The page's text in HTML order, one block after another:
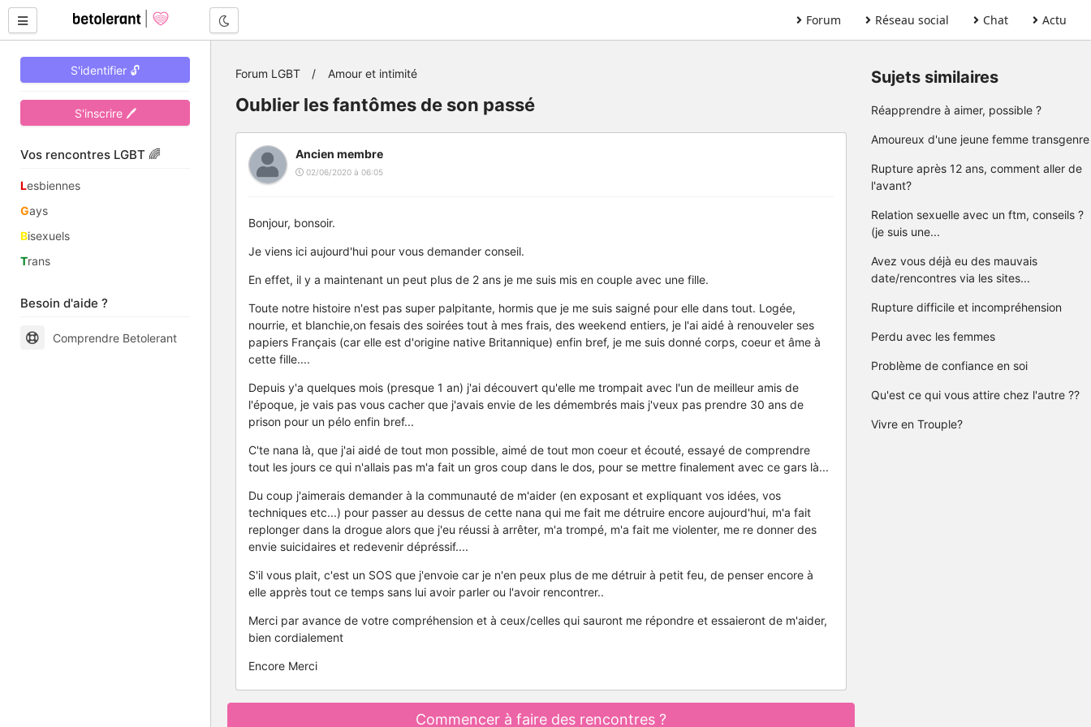
Forum Réseau social Chat Actu
S'identifier 🔓
S'inscrire 🖊
Vos rencontres LGBT 🌈
Lesbiennes
Gays
Bisexuels
Trans
Besoin d'aide ?
Comprendre Betolerant
Forum LGBT Amour et intimité
Oublier les fantômes de son passé
Ancien membre
02/06/2020 à 06:05
Bonjour, bonsoir.
Je viens ici aujourd'hui pour vous demander conseil.
En effet, il y a maintenant un peut plus de 2 ans je me suis mis en couple avec une fille.
Toute notre histoire n'est pas super palpitante, hormis que je me suis saigné pour elle dans tout. Logée,
nourrie, et blanchie,on fesais des soirées tout à mes frais, des weekend entiers, je l'ai aidé à renouveler ses
papiers Français (car elle est d'origine native Britannique) enfin bref, je me suis donné corps, coeur et âme à
cette fille....
Depuis y'a quelques mois (presque 1 an) j'ai découvert qu'elle me trompait avec l'un de meilleur amis de
l'époque, je vais pas vous cacher que j'avais envie de les démembrés mais j'veux pas prendre 30 ans de
prison pour un pélo enfin bref...
C'te nana là, que j'ai aidé de tout mon possible, aimé de tout mon coeur et écouté, essayé de comprendre
tout les jours ce qui n'allais pas m'a fait un gros coup dans le dos, pour se mettre finalement avec ce gars là...
Du coup j'aimerais demander à la communauté de m'aider (en exposant et expliquant vos idées, vos
techniques etc...) pour passer au dessus de cette nana qui me fait me détruire encore aujourd'hui, m'a fait
replonger dans la drogue alors que j'eu réussi à arrêter, m'a trompé, m'a fait me violenter, me re donner des
envie suicidaires et redevenir dépréssif....
S'il vous plait, c'est un SOS que j'envoie car je n'en peux plus de me détruir à petit feu, de penser encore à
elle apprès tout ce temps sans lui avoir parler ou l'avoir rencontrer..
Merci par avance de votre compréhension et à ceux/celles qui sauront me répondre et essaieront de m'aider,
bien cordialement
Encore Merci
Commencer à faire des rencontres ?
Sujets similaires
Réapprendre à aimer, possible ?
Amoureux d'une jeune femme transgenre
Rupture après 12 ans, comment aller de
l'avant?
Relation sexuelle avec un ftm, conseils ?
(je suis une...
Avez vous déjà eu des mauvais
date/rencontres via les sites...
Rupture difficile et incompréhension
Perdu avec les femmes
Problème de confiance en soi
Qu'est ce qui vous attire chez l'autre ??
Vivre en Trouple?